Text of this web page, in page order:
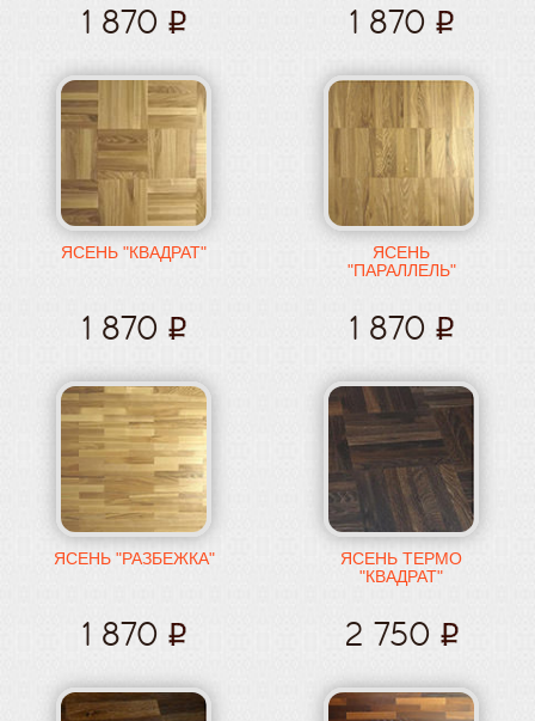
1 870 1 870
ЯСЕНЬ "КВАДРАТ"
1 870
ЯСЕНЬ
"ПАРАЛЛЕЛЬ"
1 870
ЯСЕНЬ "РАЗБЕЖКА"
1 870
ЯСЕНЬ ТЕРМО
"КВАДРАТ"
2 750